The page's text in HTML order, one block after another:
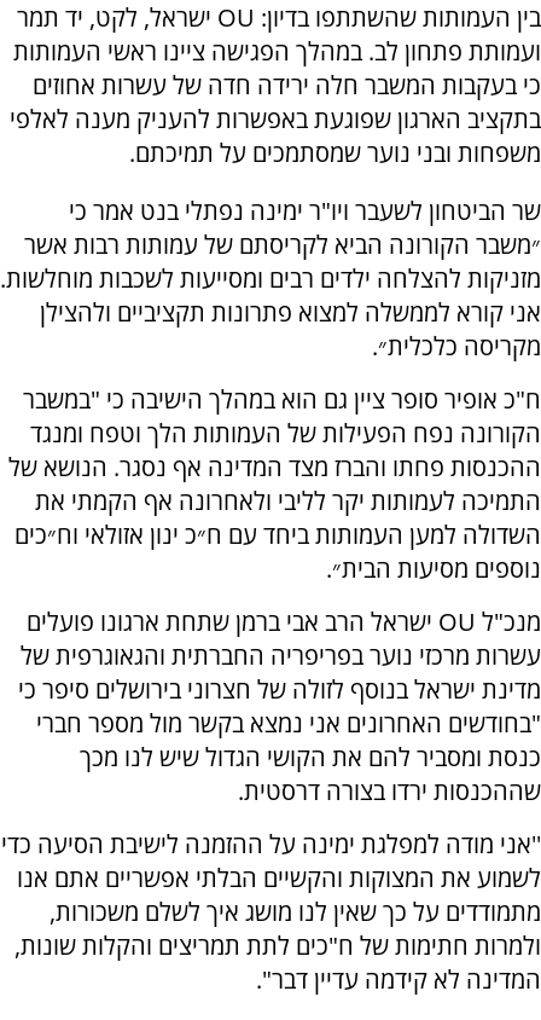
בין העמותות שהשתתפו בדיון: OU ישראל, לקט, יד תמר
ועמותת פתחון לב. במהלך הפגישה ציינו ראשי העמותות
כי בעקבות המשבר חלה ירידה חדה של עשרות אחוזים
בתקציב הארגון שפוגעת באפשרות להעניק מענה לאלפי
משפחות ובני נוער שמסתמכים על תמיכתם.
שר הביטחון לשעבר ויו"ר ימינה נפתלי בנט אמר כי
״משבר הקורונה הביא לקריסתם של עמותות רבות אשר
מזניקות להצלחה ילדים רבים ומסייעות לשכבות מוחלשות.
אני קורא לממשלה למצוא פתרונות תקציביים ולהצילן
מקריסה כלכלית״.
ח"כ אופיר סופר ציין גם הוא במהלך הישיבה כי "במשבר
הקורונה נפח הפעילות של העמותות הלך וטפח ומנגד
ההכנסות פחתו והברז מצד המדינה אף נסגר. הנושא של
התמיכה לעמותות יקר לליבי ולאחרונה אף הקמתי את
השדולה למען העמותות ביחד עם ח״כ ינון אזולאי וח״כים
נוספים מסיעות הבית״.
מנכ"ל OU ישראל הרב אבי ברמן שתחת ארגונו פועלים
עשרות מרכזי נוער בפריפריה החברתית והגאוגרפית של
מדינת ישראל בנוסף לזולה של חצרוני בירושלים סיפר כי
"בחודשים האחרונים אני נמצא בקשר מול מספר חברי
כנסת ומסביר להם את הקושי הגדול שיש לנו מכך
שההכנסות ירדו בצורה דרסטית.
''אני מודה למפלגת ימינה על ההזמנה לישיבת הסיעה כדי
לשמוע את המצוקות והקשיים הבלתי אפשריים אתם אנו
מתמודדים על כך שאין לנו מושג איך לשלם משכורות,
ולמרות חתימות של ח"כים לתת תמריצים והקלות שונות,
המדינה לא קידמה עדיין דבר".